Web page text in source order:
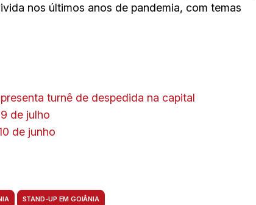
nos últimos anos de pandemia, com temas
turnê de despedida na capital
de julho
de junho
STAND-UP EM GOIÂNIA